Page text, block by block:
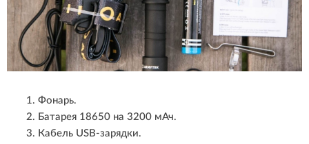
Фонарь.
Батарея 18650 на 3200 мАч.
Кабель USB-зарядки.